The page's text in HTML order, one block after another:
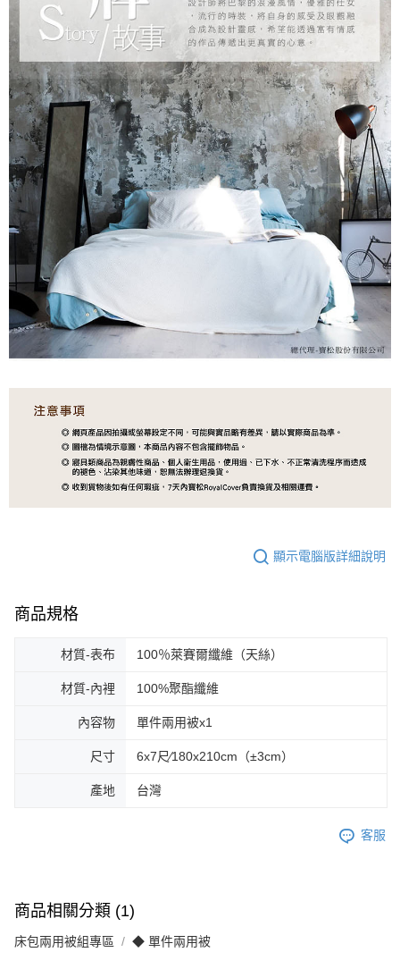
顯示電腦版詳細說明
商品規格
材質-表布 100％萊賽爾纖維（天絲）
材質-內裡 100%聚酯纖維
內容物 單件兩用被x1
尺寸 6x7尺∕180x210cm（±3cm）
產地 台灣
客服
商品相關分類 (1)
床包兩用被組專區 ◆ 單件兩用被